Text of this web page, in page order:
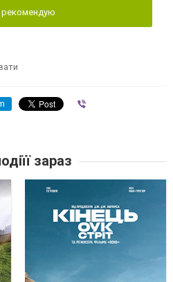
рекомендую
зараз